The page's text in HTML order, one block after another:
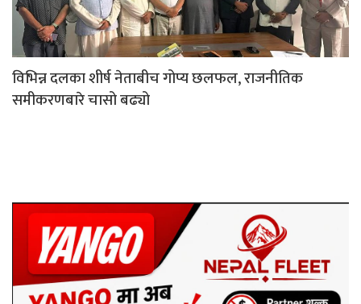
विभिन्न दलका शीर्ष नेताबीच गोप्य छलफल, राजनीतिक
समीकरणबारे चासो बढ्यो